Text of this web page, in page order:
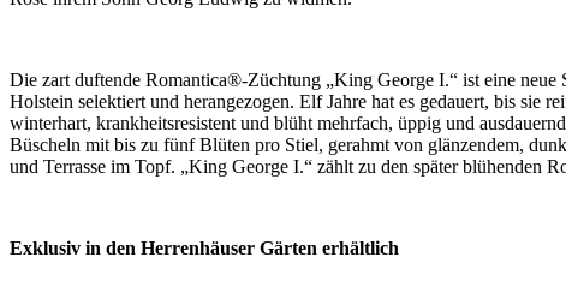
Die zart duftende Romantica®-Züchtung „King George I.“ ist eine
Holstein selektiert und herangezogen. Elf Jahre hat es gedauert, bis
winterhart, krankheitsresistent und blüht mehrfach, üppig und
Büscheln mit bis zu fünf Blüten pro Stiel, gerahmt von glänzendem,
und Terrasse im Topf. „King George I.“ zählt zu den später blühenden
Exklusiv in den Herrenhäuser Gärten erhältlich